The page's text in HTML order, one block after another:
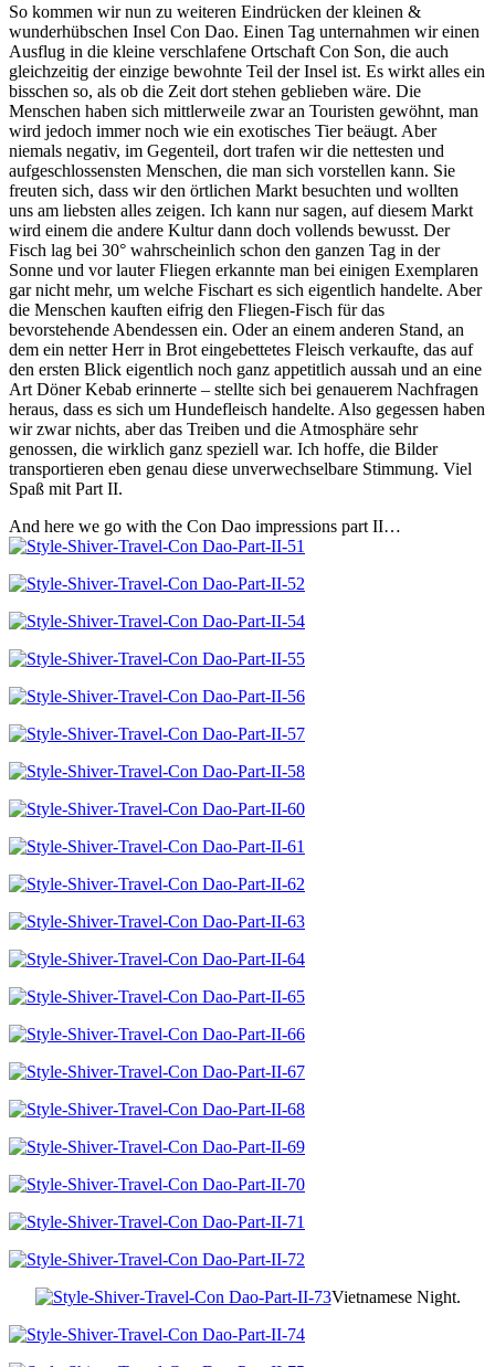
So kommen wir nun zu weiteren Eindrücken der kleinen &
wunderhübschen Insel Con Dao. Einen Tag unternahmen wir einen
Ausflug in die kleine verschlafene Ortschaft Con Son, die auch
gleichzeitig der einzige bewohnte Teil der Insel ist. Es wirkt alles ein
bisschen so, als ob die Zeit dort stehen geblieben wäre. Die
Menschen haben sich mittlerweile zwar an Touristen gewöhnt, man
wird jedoch immer noch wie ein exotisches Tier beäugt. Aber
niemals negativ, im Gegenteil, dort trafen wir die nettesten und
aufgeschlossensten Menschen, die man sich vorstellen kann. Sie
freuten sich, dass wir den örtlichen Markt besuchten und wollten
uns am liebsten alles zeigen. Ich kann nur sagen, auf diesem Markt
wird einem die andere Kultur dann doch vollends bewusst. Der
Fisch lag bei 30° wahrscheinlich schon den ganzen Tag in der
Sonne und vor lauter Fliegen erkannte man bei einigen Exemplaren
gar nicht mehr, um welche Fischart es sich eigentlich handelte. Aber
die Menschen kauften eifrig den Fliegen-Fisch für das
bevorstehende Abendessen ein. Oder an einem anderen Stand, an
dem ein netter Herr in Brot eingebettetes Fleisch verkaufte, das auf
den ersten Blick eigentlich noch ganz appetitlich aussah und an eine
Art Döner Kebab erinnerte – stellte sich bei genauerem Nachfragen
heraus, dass es sich um Hundefleisch handelte. Also gegessen haben
wir zwar nichts, aber das Treiben und die Atmosphäre sehr
genossen, die wirklich ganz speziell war. Ich hoffe, die Bilder
transportieren eben genau diese unverwechselbare Stimmung. Viel
Spaß mit Part II.
And here we go with the Con Dao impressions part II…
Vietnamese Night.